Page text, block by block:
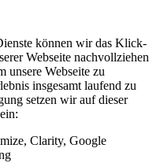
können wir das Klick-
Webseite nachvollziehen
unsere Webseite zu
insgesamt laufend zu
setzen wir auf dieser
Clarity, Google